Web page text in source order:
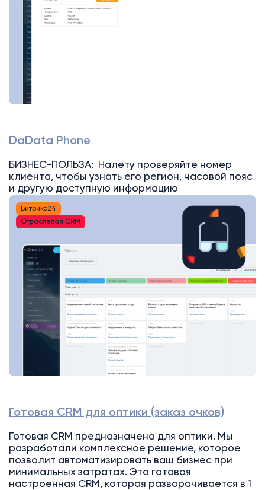
DaData Phone
БИЗНЕС-ПОЛЬЗА: Налету проверяйте номер
клиента, чтобы узнать его регион, часовой пояс
и другую доступную информацию
Битрикс24
Отраслевая CRM
Готовая CRM для оптики (заказ очков)
Готовая CRM предназначена для оптики. Мы
разработали комплексное решение, которое
позволит автоматизировать ваш бизнес при
минимальных затратах. Это готовая
настроенная CRM, которая разворачивается в 1